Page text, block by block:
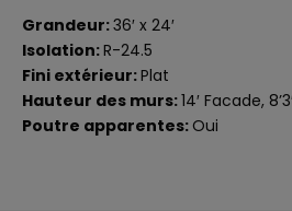
Grandeur:36′ x 24′
Isolation:R-24.5
Fini extérieur:Plat
Hauteur des murs:14′ Facade,
Poutre apparentes: Oui